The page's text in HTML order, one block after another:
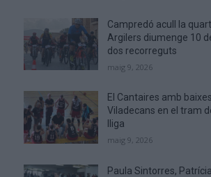
Campredó acull la
Argilers diumenge 10
dos recorreguts
maig 9, 2026
El Cantaires amb
Viladecans en el tram
lliga
maig 9, 2026
Paula Sintorres,